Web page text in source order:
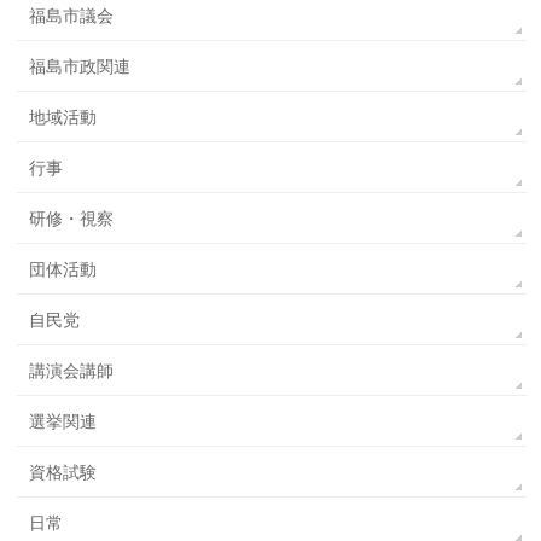
福島市議会
福島市政関連
地域活動
行事
研修・視察
団体活動
自民党
講演会講師
選挙関連
資格試験
日常